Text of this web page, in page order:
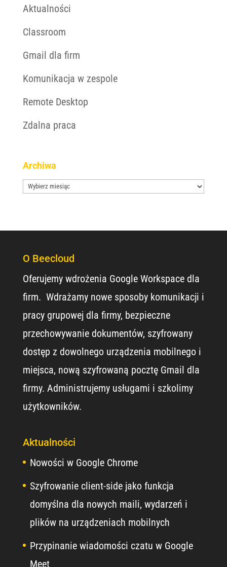
Aktualności
Classroom
Gmail dla firm
Komunikacja w zespole
Remote Desktop
Zdalna praca
Archiwa
Archiwa
O Beecloud
Oferujemy wdrożenia Google Workspace dla
firm. Wdrażamy nowe sposoby komunikacji i
pracy grupowej dla firmy, bezpieczne
przechowywanie dokumentów, szyfrowany
dostęp z dowolnego urządzenia mobilnego i
miejsca, nową szyfrowaną pocztę Gmail dla
firmy. Administrujemy usługami i szkolimy
użytkowników.
Aktualności
Nowości w Google Chrome
Szyfrowanie client-side jako funkcja
domyślna dla nowych maili, wydarzeń i
plików na urządzeniach mobilnych
Przypinanie wiadomości czatu w Google
Meet